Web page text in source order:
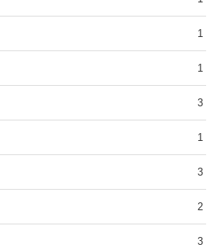
1
1
3
1
3
2
3